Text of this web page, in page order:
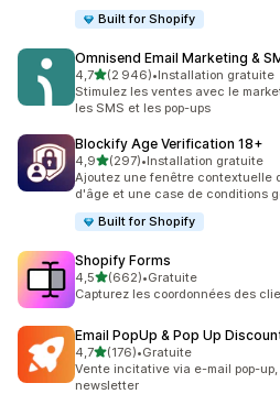
Built for Shopify
Omnisend Email Marketing &
4,7étoile(s) sur 5
(2 946)
2946 avis au total
•Installation gratuite
Stimulez les ventes avec le
les SMS et les pop-ups
Blockify Age Verification 18+
4,9étoile(s) sur 5
(297)
297 avis au total
•Installation gratuite
Ajoutez une fenêtre contextuelle
d'âge et une case de conditions
Built for Shopify
Shopify Forms
4,5étoile(s) sur 5
(662)
662 avis au total
•Gratuite
Capturez les coordonnées des
Email PopUp & Pop Up
4,7étoile(s) sur 5
(176)
176 avis au total
•Gratuite
Vente incitative via e-mail pop-
newsletter